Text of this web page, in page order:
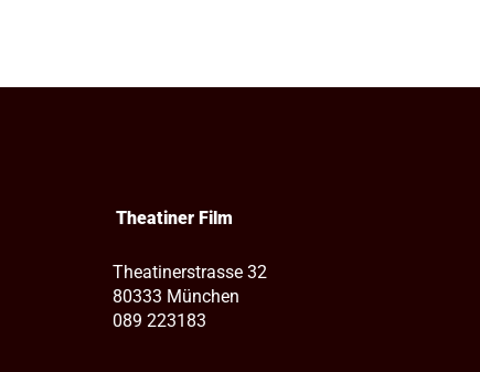
Theatiner Film
Theatinerstrasse 32
80333 München
089 223183